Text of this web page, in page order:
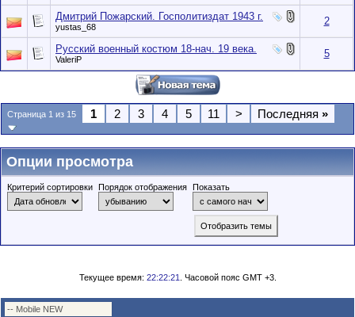
Дмитрий Пожарский. Госполитиздат 1943 г.
yustas_68 2
Русский военный костюм 18-нач. 19 века.
ValeriP 5
Страница 1 из 15 1 2 3 4 5 11 > Последняя »
Опции просмотра
Критерий сортировки Порядок отображения Показать
Текущее время: 22:22:21 . Часовой пояс GMT +3.